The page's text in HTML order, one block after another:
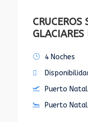
4 Noches
Puerto
Puerto